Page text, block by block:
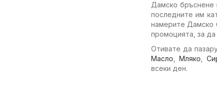
Дамско бръснене
последните им
намерите Дамско
промоцията, за
Отивате да
Масло
Мляко
всеки ден.